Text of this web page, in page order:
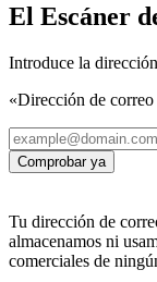
El Escáner
Introduce la
«Dirección de
Comprobar ya
Tu dirección de
almacenamos ni
comerciales de